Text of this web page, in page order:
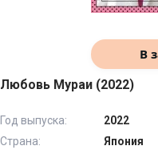
В
Любовь Мураи (2022)
Год выпуска:
2022
Страна:
Япония